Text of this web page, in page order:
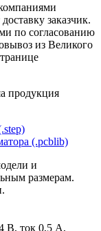
заказчик.
по согласованию
из Великого
продукция
(.pcblib)
и
размерам.
В, ток 0,5 А,